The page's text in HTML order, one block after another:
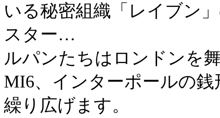
いる秘密組織「レイブン
スター…
ルパンたちはロンドンを
MI6、インターポールの
繰り広げます。